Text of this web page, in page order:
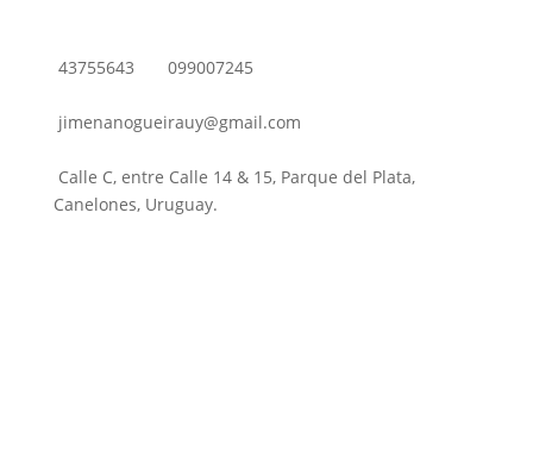
43755643 099007245
jimenanogueirauy@gmail.com
Calle C, entre Calle 14 & 15, Parque del Plata,
Canelones, Uruguay.